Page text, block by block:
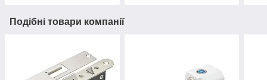
Подібні товари компанії